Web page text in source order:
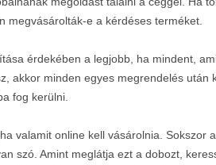
megvásárolták-e a kérdéses terméket.
érdekében a legjobb, ha mindent,
akkor minden egyes megrendelés után
fog kerülni.
valamit online kell vásárolnia. Sokszor
szó. Amint meglátja ezt a dobozt,